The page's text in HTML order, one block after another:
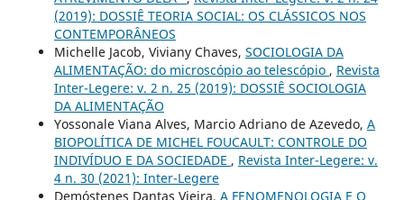
(2019): DOSSIÊ TEORIA SOCIAL: OS CLÁSSICOS NOS
CONTEMPORÂNEOS
Michelle Jacob, Viviany Chaves, SOCIOLOGIA DA
ALIMENTAÇÃO: do microscópio ao telescópio , Revista
Inter-Legere: v. 2 n. 25 (2019): DOSSIÊ SOCIOLOGIA
DA ALIMENTAÇÃO
Yossonale Viana Alves, Marcio Adriano de Azevedo, A
BIOPOLÍTICA DE MICHEL FOUCAULT: CONTROLE DO
INDIVÍDUO E DA SOCIEDADE , Revista Inter-Legere: v.
4 n. 30 (2021): Inter-Legere
Demóstenes Dantas Vieira, A FENOMENOLOGIA E O